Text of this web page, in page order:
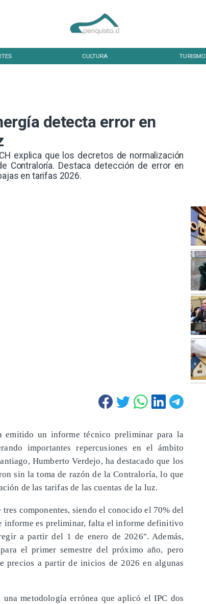
CULTURA TURISMO
detecta error en
explica que los decretos de normalización
Contraloría. Destaca detección de error en
en tarifas 2026.
emitido un informe técnico preliminar para la
importantes repercusiones en el ámbito
Humberto Verdejo, ha destacado que los
sin la toma de razón de la Contraloría, lo que
de las tarifas de las cuentas de la luz.
componentes, siendo el conocido el 70% del
informe es preliminar, falta el informe definitivo
a partir del 1 de enero de 2026". Además,
el primer semestre del próximo año, pero
precios a partir de inicios de 2026 en algunas
metodología errónea que aplicó el IPC dos